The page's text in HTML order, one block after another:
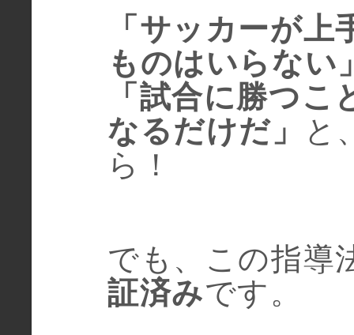
「サッカーが
ものはいらない
「試合に勝つ
なるだけだ」
と
ら！
でも、この指導
証済みです。